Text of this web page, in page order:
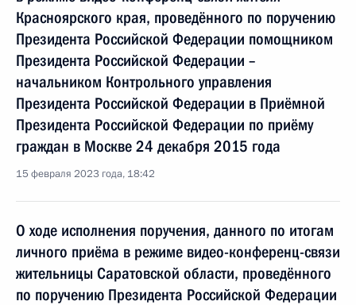
Красноярского края, проведённого по поручению
Президента Российской Федерации помощником
Президента Российской Федерации –
начальником Контрольного управления
Президента Российской Федерации в Приёмной
Президента Российской Федерации по приёму
граждан в Москве 24 декабря 2015 года
15 февраля 2023 года, 18:42
О ходе исполнения поручения, данного по итогам
личного приёма в режиме видео-конференц-связи
жительницы Саратовской области, проведённого
по поручению Президента Российской Федерации